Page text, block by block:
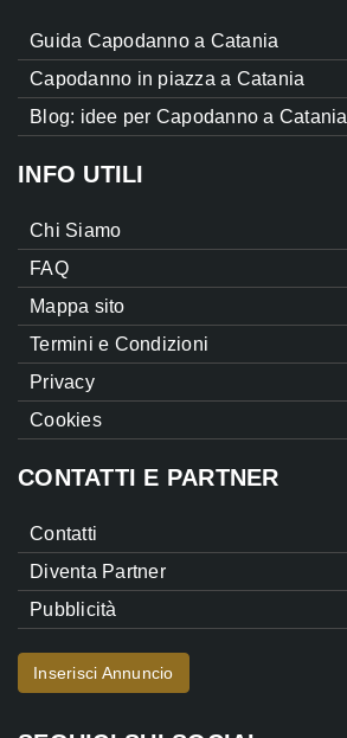
Guida Capodanno a Catania
Capodanno in piazza a Catania
Blog: idee per Capodanno a Catania
INFO UTILI
Chi Siamo
FAQ
Mappa sito
Termini e Condizioni
Privacy
Cookies
CONTATTI E PARTNER
Contatti
Diventa Partner
Pubblicità
Inserisci Annuncio